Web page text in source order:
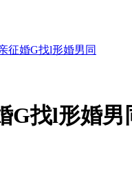
征婚G找l形婚男同
G找l形婚男